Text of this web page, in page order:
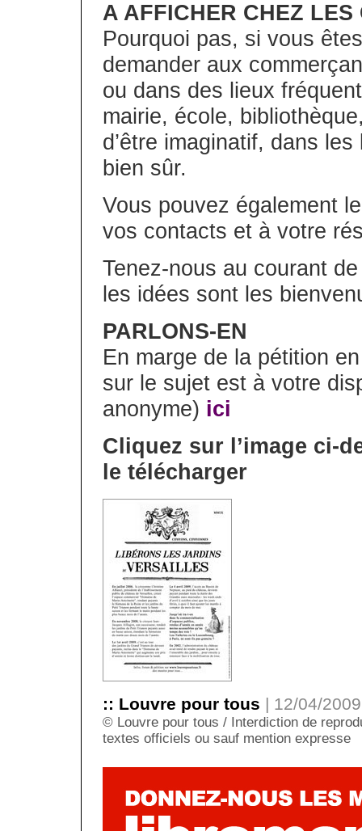
A AFFICHER CHEZ LES
Pourquoi pas, si vous
demander aux
ou dans des lieux
mairie, école,
d’être imaginatif, dans
bien sûr.
Vous pouvez également
vos contacts et à votre
Tenez-nous au courant
les idées sont les
PARLONS-EN
En marge de la pétition
sur le sujet est à votre
anonyme) ici
Cliquez sur l’image ci-
le télécharger
:: Louvre pour tous | 12/04/
© Louvre pour tous / Interdiction de
textes officiels ou sauf mention expresse